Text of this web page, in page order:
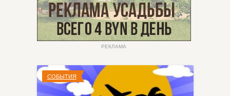
РЕКЛАМА
СОБЫТИЯ